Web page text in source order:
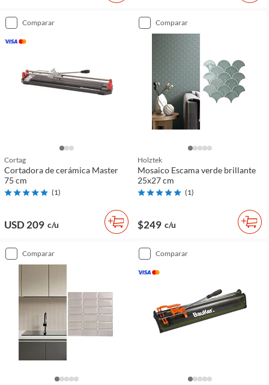
comparar
Cortag
Cortadora de cerámica Master
75 cm
(1)
USD 209 c/u
comparar
Holztek
Mosaico Escama verde brillante
25x27 cm
(1)
$249 c/u
comparar comparar